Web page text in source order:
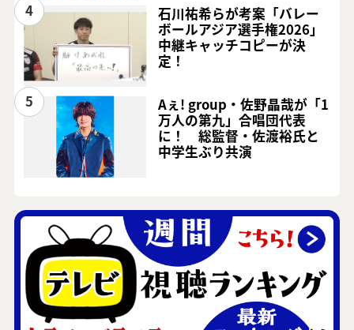
4
石川祐希らが考案「バレー
ボールアジア選手権2026」
中継キャッチコピーが決
定！
5
Aぇ! group・佐野晶哉が「1
万人の第九」合唱団代表
に！ 総監督・佐渡裕氏と
中学生ぶり共演